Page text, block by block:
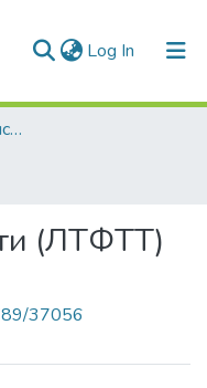
Log In (current)
Навчально-науковий інститут матеріалознавства та зварювання ім. Є.О. Патона (НН ІМЗ ім. Є.О. Патона)
(ЛТФТТ)
37056